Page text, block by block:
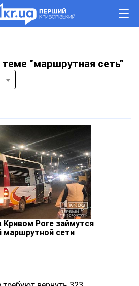
теме "маршрутная сеть"
Кривом Роге займутся
маршрутной сети